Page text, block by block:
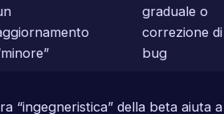
graduale o
correzione di
bug
“ingegneristica” della beta aiuta